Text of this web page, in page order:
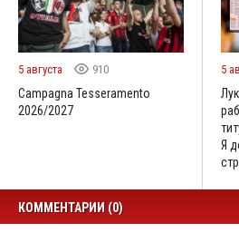
5 августа 910
Campagna Tesseramento
2026/2027
5
Я
КОММЕНТАРИИ (0)